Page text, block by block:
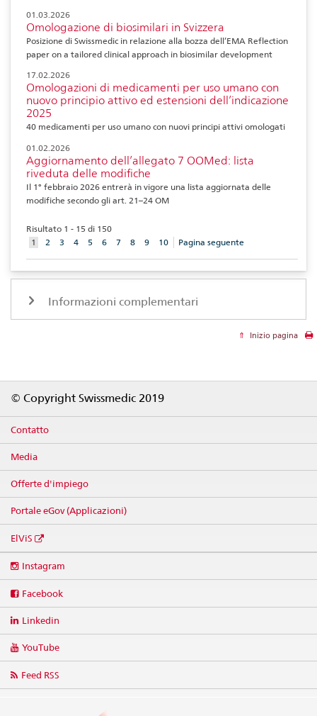
01.03.2026
Omologazione di biosimilari in Svizzera
Posizione di Swissmedic in relazione alla bozza dell’EMA Reflection
paper on a tailored clinical approach in biosimilar development
17.02.2026
Omologazioni di medicamenti per uso umano con
nuovo principio attivo ed estensioni dell’indicazione
2025
40 medicamenti per uso umano con nuovi principi attivi omologati
01.02.2026
Aggiornamento dell’allegato 7 OOMed: lista
riveduta delle modifiche
Il 1° febbraio 2026 entrerà in vigore una lista aggiornata delle
modifiche secondo gli art. 21–24 OM
Risultato 1 - 15 di 150
1 aktuelles
Element
2 3 4 5 6 7 8 9 10 Pagina seguente
Informazioni complementari
Inizio pagina
© Copyright Swissmedic 2019
Contatto
Media
Offerte d'impiego
Portale eGov (Applicazioni)
ElViS
media
Instagram
Facebook
Linkedin
YouTube
Feed RSS